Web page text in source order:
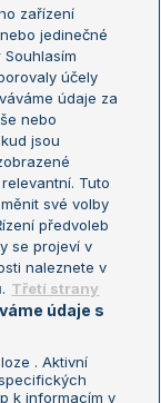
zařízení
jedinečné
účely
údaje za
nebo
jsou
Tuto
své volby
předvoleb
se projeví v
naleznete v
Třetí strany
údaje s
. Aktivní
k informacím v